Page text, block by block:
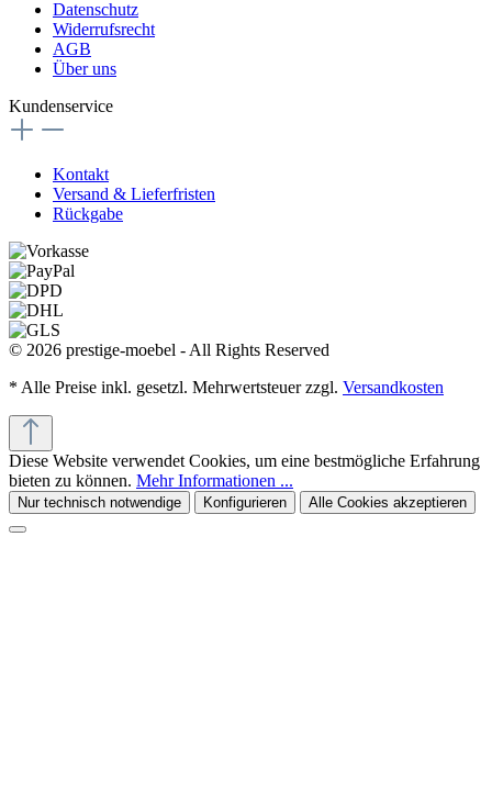
Datenschutz
Widerrufsrecht
AGB
Über uns
Kundenservice
Kontakt
Versand & Lieferfristen
Rückgabe
© 2026 prestige-moebel - All Rights Reserved
* Alle Preise inkl. gesetzl. Mehrwertsteuer zzgl. Versandkosten
Diese Website verwendet Cookies, um eine bestmögliche Erfahrung
bieten zu können. Mehr Informationen ...
Nur technisch notwendige Konfigurieren Alle Cookies akzeptieren